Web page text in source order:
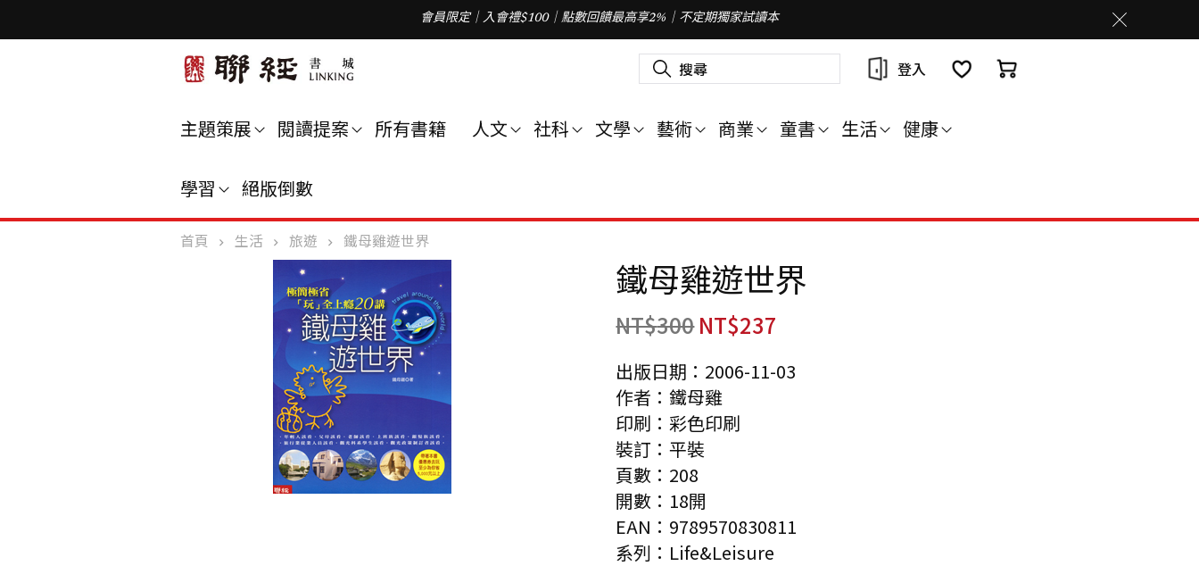
會員限定｜入會禮$100｜點數回饋最高享2%｜不定期獨家試讀本
搜
尋
字
登入
主題策展 閱讀提案 所有書籍 人文 社科 文學 藝術 商業 童書 生活 健康
學習 絕版倒數
首頁 生活 旅遊 鐵母雞遊世界
鐵母雞遊世界
NT$300NT$237
出版日期：2006-11-03
作者：鐵母雞
印刷：彩色印刷
裝訂：平裝
頁數：208
開數：18開
EAN：9789570830811
系列：Life&Leisure